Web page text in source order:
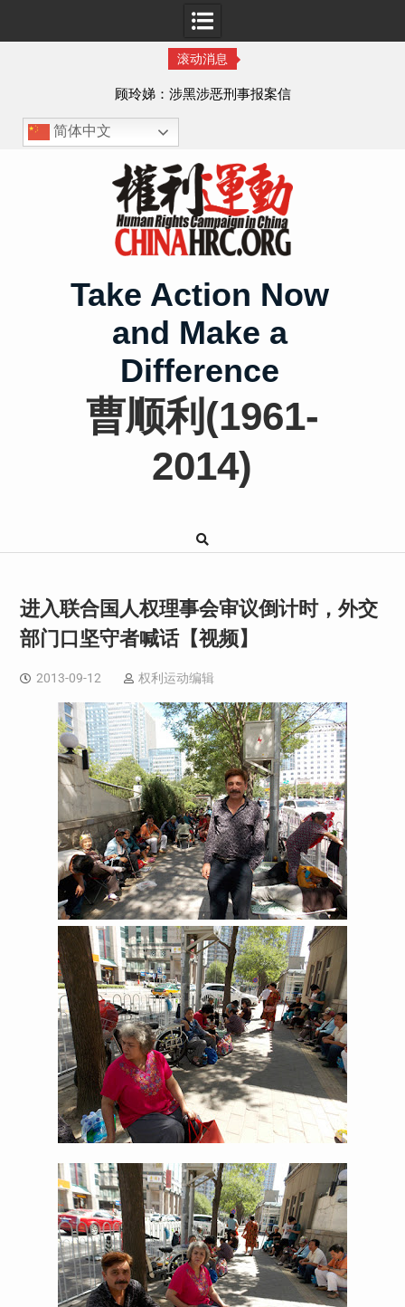
滚动消息
顾玲娣：涉黑涉恶刑事报案信
简体中文
Take Action Now
and Make a
Difference
曹顺利(1961-
2014)
进入联合国人权理事会审议倒计时，外交
部门口坚守者喊话【视频】
2013-09-12 权利运动编辑